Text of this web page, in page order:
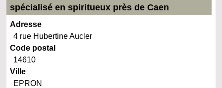
spécialisé en spiritueux près de Caen
Adresse
4 rue Hubertine Aucler
Code postal
14610
Ville
EPRON